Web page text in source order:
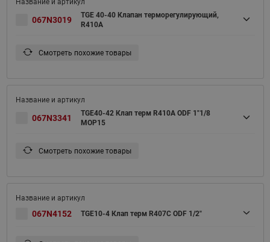
067N3019
TGE 40-40 Клапан терморегулирующий,
R410A
Смотреть похожие товары
067N3341
TGE40-42 Клап терм R410A ODF 1"1/8
MOP15
Смотреть похожие товары
067N4152 TGE10-4 Клап терм R407С ODF 1/2"